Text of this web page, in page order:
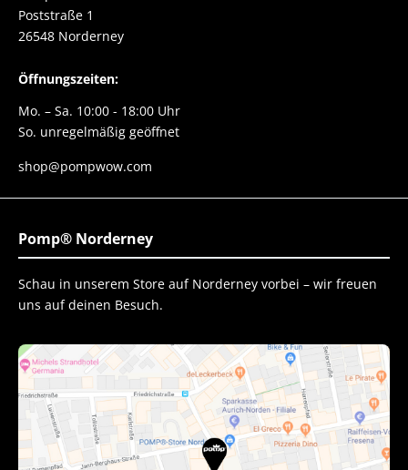
Poststraße 1
26548 Norderney
Öffnungszeiten:
Mo. – Sa. 10:00 - 18:00 Uhr
So. unregelmäßig geöffnet
shop@pompwow.com
Pomp® Norderney
Schau in unserem Store auf Norderney vorbei – wir freuen
uns auf deinen Besuch.